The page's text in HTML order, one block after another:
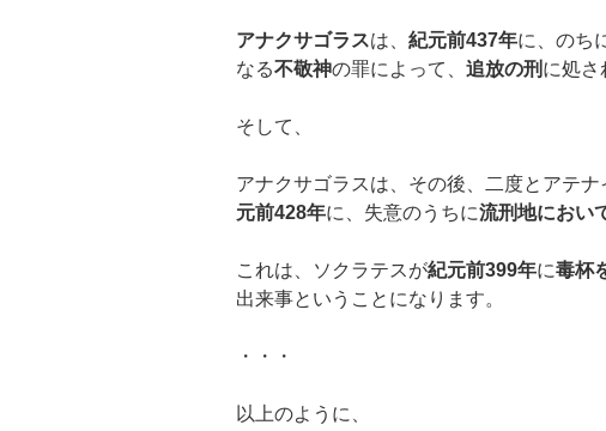
アナクサゴラスは、 紀元前437年に、のち
なる不敬神の罪によって、 追放の刑 に処さ
そして、
アナクサゴラスは、その後、二度とアテ
元前428年に、失意のうちに流刑地におい
これは、ソクラテスが紀元前399年に毒杯
出来事ということになります。
・・・
以上のように、